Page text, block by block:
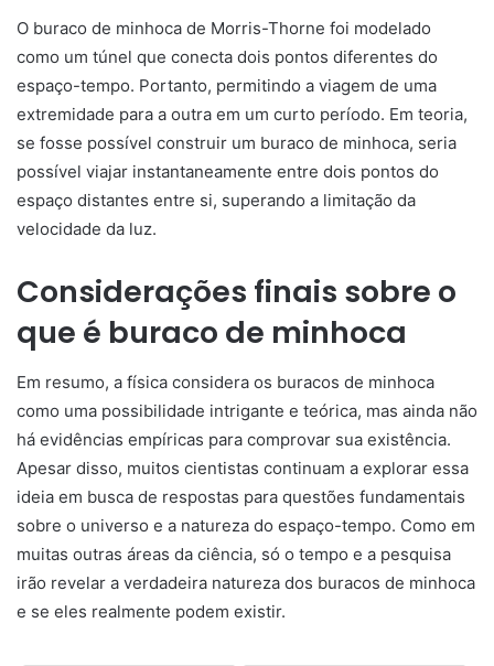
O buraco de minhoca de Morris-Thorne foi modelado
como um túnel que conecta dois pontos diferentes do
espaço-tempo. Portanto, permitindo a viagem de uma
extremidade para a outra em um curto período. Em teoria,
se fosse possível construir um buraco de minhoca, seria
possível viajar instantaneamente entre dois pontos do
espaço distantes entre si, superando a limitação da
velocidade da luz.
Considerações finais sobre o
que é buraco de minhoca
Em resumo, a física considera os buracos de minhoca
como uma possibilidade intrigante e teórica, mas ainda não
há evidências empíricas para comprovar sua existência.
Apesar disso, muitos cientistas continuam a explorar essa
ideia em busca de respostas para questões fundamentais
sobre o universo e a natureza do espaço-tempo. Como em
muitas outras áreas da ciência, só o tempo e a pesquisa
irão revelar a verdadeira natureza dos buracos de minhoca
e se eles realmente podem existir.